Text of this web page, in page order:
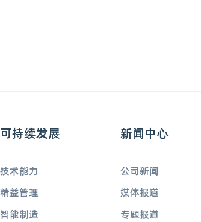
可持续发展
技术能力
精益管理
智能制造
新闻中心
公司新闻
媒体报道
专题报道